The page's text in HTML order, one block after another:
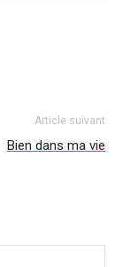
Article suivant
Bien dans ma vie